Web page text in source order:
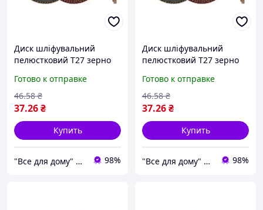
Диск шліфувальний
пелюстковий Т27 зерно
MASTERTOOL 08-2203
Готово к отправке
37.26₴
46.58 ₴
Купить
"Все для дому" мережа будівельно-господарських магазинів 98%
Диск шліфувальний
пелюстковий Т27 зерно
MASTERTOOL 08-2204
Готово к отправке
37.26₴
46.58 ₴
Купить
"Все для дому" мережа будівельно-господарських магазинів 98%